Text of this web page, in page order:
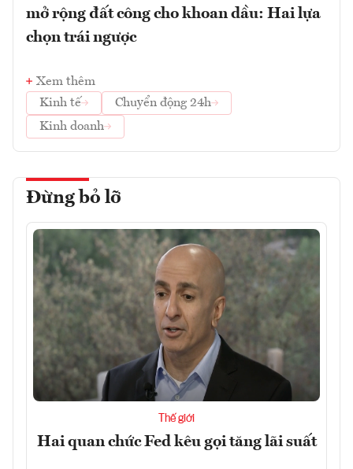
mở rộng đất công cho khoan dầu: Hai lựa
chọn trái ngược
Xem thêm
Kinh tế
Chuyển động 24h
Kinh doanh
Đừng bỏ lỡ
Thế giới
Hai quan chức Fed kêu gọi tăng lãi suất